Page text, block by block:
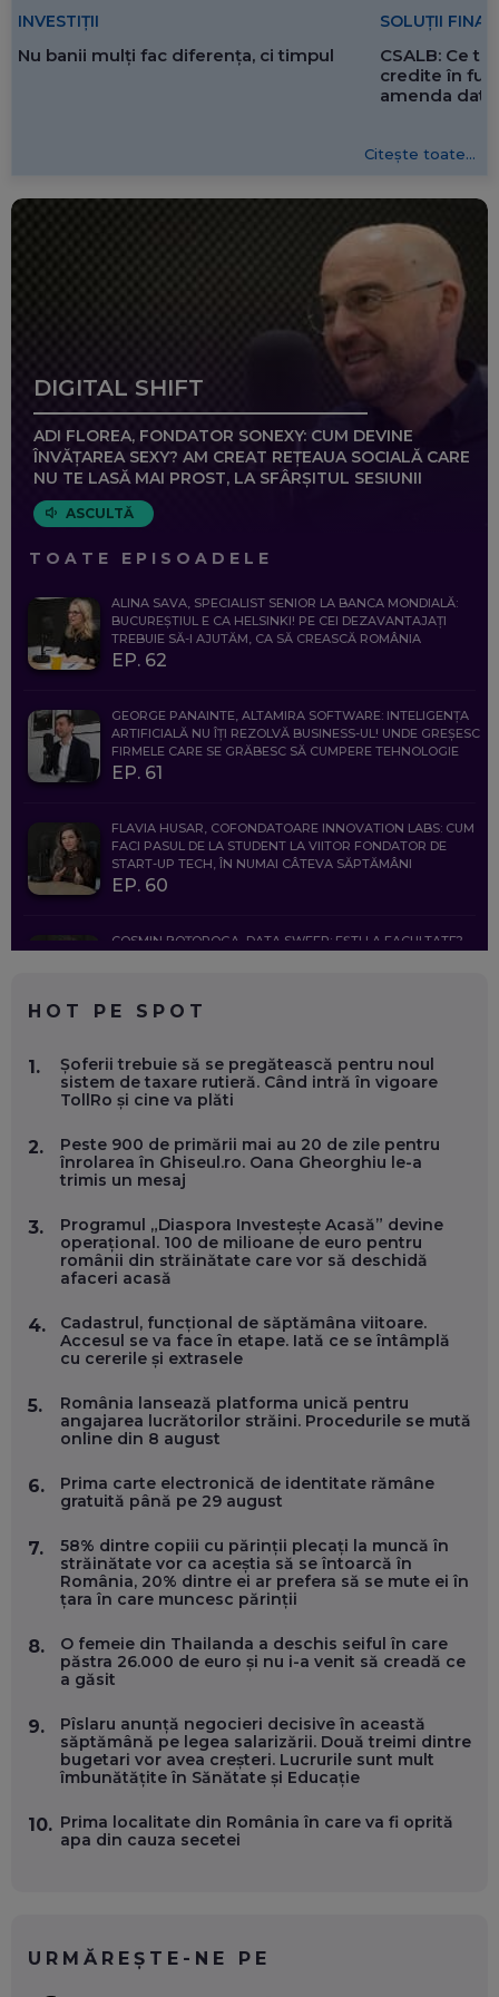
INVESTIȚII
Nu banii mulți fac diferența, ci timpul
SOLUȚII
CSALB: Ce
credite în
amenda
Citește toate...
DIGITAL SHIFT
ADI FLOREA, FONDATOR SONEXY: CUM DEVINE
ÎNVĂȚAREA SEXY? AM CREAT REȚEAUA SOCIALĂ CARE
NU TE LASĂ MAI PROST, LA SFÂRȘITUL SESIUNII
ASCULTĂ
TOATE EPISOADELE
ALINA SAVA, SPECIALIST SENIOR LA BANCA MONDIALĂ:
BUCUREȘTIUL E CA HELSINKI! PE CEI DEZAVANTAJAȚI
TREBUIE SĂ-I AJUTĂM, CA SĂ CREASCĂ ROMÂNIA
EP. 62
GEORGE PANAINTE, ALTAMIRA SOFTWARE: INTELIGENȚA
ARTIFICIALĂ NU ÎȚI REZOLVĂ BUSINESS-UL! UNDE GREȘESC
FIRMELE CARE SE GRĂBESC SĂ CUMPERE TEHNOLOGIE
EP. 61
FLAVIA HUSAR, COFONDATOARE INNOVATION LABS: CUM
FACI PASUL DE LA STUDENT LA VIITOR FONDATOR DE
START-UP TECH, ÎN NUMAI CÂTEVA SĂPTĂMÂNI
EP. 60
COSMIN BOȚOROGA, DATA SWEEP: EȘTI LA FACULTATE?
FOLOSEȘTI TEHNOLOGIA CA SĂ FII MAI BUN LA JOB. ȘI CUM
SE VA SCHIMBA MUNCA, ÎN URMĂTORII ANI
EP. 58
MARIUS PAȘCULEA, COFONDATOR AL KULTH: CUM
FOLOSEȘTI TEHNOLOGIA CA SĂ ÎȚI DESCHIZI DRUMUL
EP. 57
ANDREI AVĂDANEI, BIT SENTINEL: CUM ÎȚI PROTEJEZI
CARIERĂ DE „HACKER CU PERMIS”
EP. 56
DOINA VÎLCEANU, CONTENTSPEED: VREI SUCCES ONLINE?
ÎNVAȚĂ AEO ȘI GEO!
EP. 55
OLIVIU MATEI, HOLISUN: SOFTWARE DE LA CLUJ PENTRU
VERTICALE FĂRĂ PĂMÂNT
EP. 54
PROCESE, DAR CE FACEM CÂND PICĂ BAZA DE DATE, LA
INSTITUȚIILE STATULUI?
EP. 53
VOICU OPREAN (AROBS): CUM CONSTRUIEȘTI O COMPANIE
GLOBALĂ, FĂRĂ SĂ PIERZI LEGĂTURA CU COMUNITATEA
TA LOCALĂ - ȘI CE SĂ DAI ÎNAPOI
EP. 52
ROBERT GRAUR, FOMO: SPEAKERUL PE SCENĂ, INVITATUL
ÎN SALĂ, DAR ÎNVĂȚĂM UNII DE LA CEILALȚI. VIN JASON
PARTICIPANȚII LA DEZBATERILE DE PE REȚELE SOCIALE
HOT PE SPOT
1.
Șoferii trebuie să se pregătească pentru noul
sistem de taxare rutieră. Când intră în vigoare
TollRo și cine va plăti
2.
Peste 900 de primării mai au 20 de zile pentru
înrolarea în Ghiseul.ro. Oana Gheorghiu le-a
trimis un mesaj
3.
Programul „Diaspora Investește Acasă” devine
operațional. 100 de milioane de euro pentru
românii din străinătate care vor să deschidă
afaceri acasă
4.
Cadastrul, funcțional de săptămâna viitoare.
Accesul se va face în etape. Iată ce se întâmplă
cu cererile și extrasele
5.
România lansează platforma unică pentru
angajarea lucrătorilor străini. Procedurile se mută
online din 8 august
6.
Prima carte electronică de identitate rămâne
gratuită până pe 29 august
7.
58% dintre copiii cu părinții plecați la muncă în
străinătate vor ca aceștia să se întoarcă în
România, 20% dintre ei ar prefera să se mute ei în
țara în care muncesc părinții
8.
O femeie din Thailanda a deschis seiful în care
păstra 26.000 de euro și nu i-a venit să creadă ce
a găsit
9.
Pîslaru anunță negocieri decisive în această
săptămână pe legea salarizării. Două treimi dintre
bugetari vor avea creșteri. Lucrurile sunt mult
îmbunătățite în Sănătate și Educație
10. Prima localitate din România în care va fi oprită
apa din cauza secetei
URMĂREȘTE-NE PE